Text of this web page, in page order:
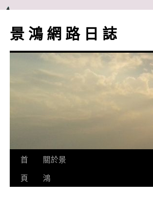
主
要
景 鴻 網 路 日 誌
首
頁
關於景
鴻